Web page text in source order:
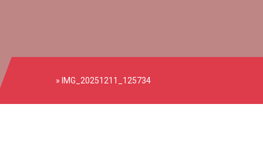
» IMG_20251211_125734